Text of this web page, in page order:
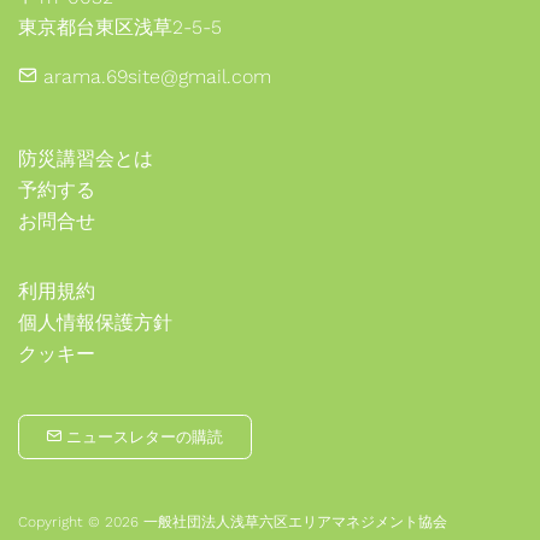
東京都台東区浅草2-5-5
arama.69site@gmail.com
防災講習会とは
予約する
お問合せ
利用規約
個人情報保護方針
クッキー
ニュースレターの購読
Copyright © 2026 一般社団法人浅草六区エリアマネジメント協会